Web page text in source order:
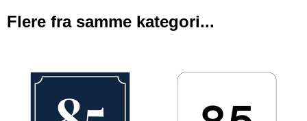
Flere fra samme kategori...